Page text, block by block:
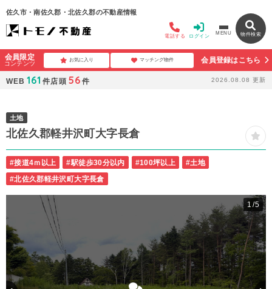
佐久市・南佐久郡・北佐久郡の不動産情報
電話する ログイン
MENU 物件検索
会員限定
コンテンツ
お気に入り マッチング物件 会員登録はこちら
WEB 161 件店頭 56 件 2026.08.08 更新
土地
北佐久郡軽井沢町大字長倉
#接道4ｍ以上 #駅徒歩30分以内 #100坪以上
#土地
#北佐久郡軽井沢町大字長倉
1/5